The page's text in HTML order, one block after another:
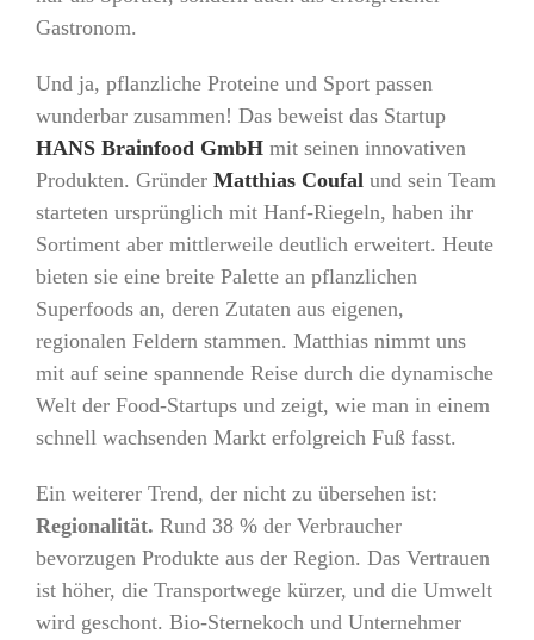
Gastronom.
Und ja, pflanzliche Proteine und Sport passen
wunderbar zusammen! Das beweist das Startup
HANS Brainfood GmbH mit seinen innovativen
Produkten. Gründer Matthias Coufal und sein Team
starteten ursprünglich mit Hanf-Riegeln, haben ihr
Sortiment aber mittlerweile deutlich erweitert. Heute
bieten sie eine breite Palette an pflanzlichen
Superfoods an, deren Zutaten aus eigenen,
regionalen Feldern stammen. Matthias nimmt uns
mit auf seine spannende Reise durch die dynamische
Welt der Food-Startups und zeigt, wie man in einem
schnell wachsenden Markt erfolgreich Fuß fasst.
Ein weiterer Trend, der nicht zu übersehen ist:
Regionalität. Rund 38 % der Verbraucher
bevorzugen Produkte aus der Region. Das Vertrauen
ist höher, die Transportwege kürzer, und die Umwelt
wird geschont. Bio-Sternekoch und Unternehmer